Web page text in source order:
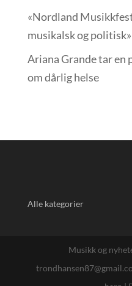
«Nordland
musikalsk og politisk»
Ariana Grande tar en
om dårlig helse
Alle kategorier
Musikk og